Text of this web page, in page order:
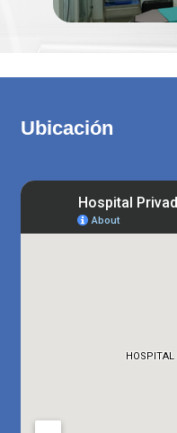
Ubicación